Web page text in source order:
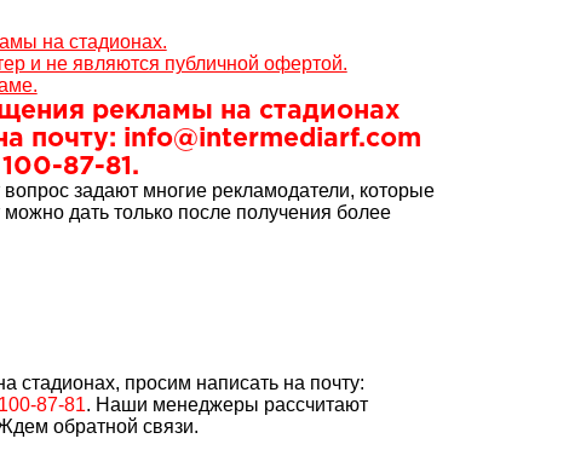
на стадионах.
и не являются публичной офертой.
рекламы на стадионах
почту: info@intermediarf.com
87-81.
задают многие рекламодатели, которые
дать только после получения более
просим написать на почту:
87-81. Наши менеджеры рассчитают
обратной связи.